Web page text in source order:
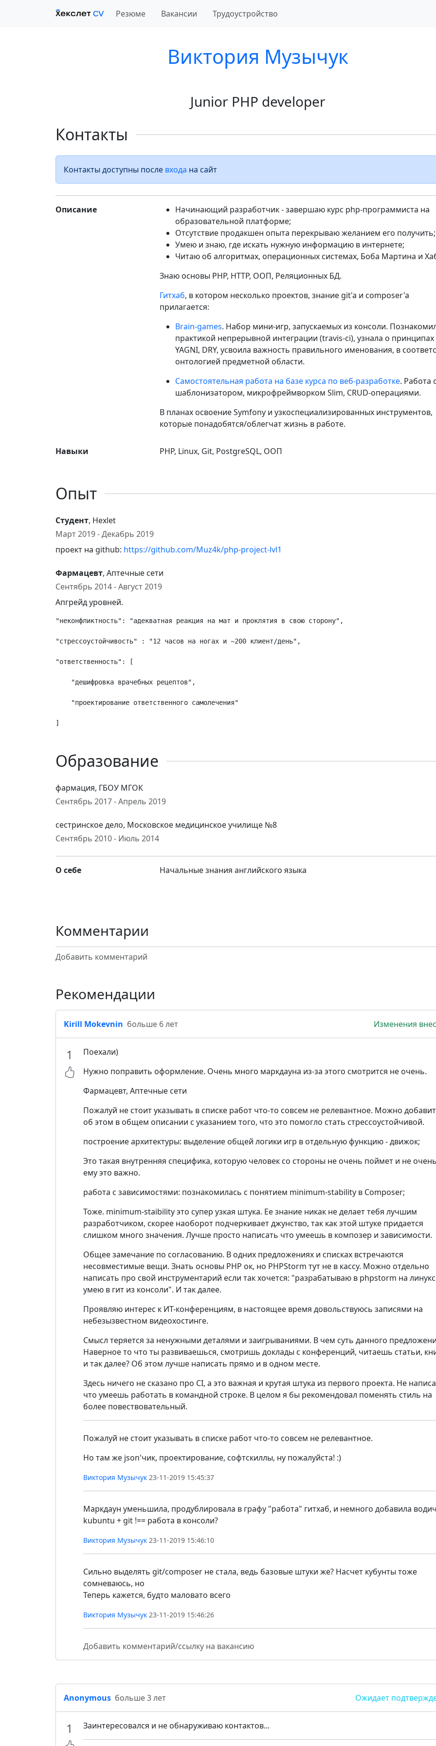
Резюме Вакансии Трудоустройство
Виктория Музычук
Junior PHP developer
Контакты
Контакты доступны после входа на сайт
Описание
Начинающий разработчик - завершаю курс php-программиста на
образовательной платформе;
Отсутствие продакшен опыта перекрываю желанием его получить;
Умею и знаю, где искать нужную информацию в интернете;
Читаю об алгоритмах, операционных системах, Боба Мартина и
Знаю основы PHP, HTTP, ООП, Реляционных БД.
Гитхаб, в котором несколько проектов, знание git'a и composer'a
прилагается:
Brain-games. Набор мини-игр, запускаемых из консоли.
практикой непрерывной интеграции (travis-ci), узнала о принципах
YAGNI, DRY, усвоила важность правильного именования, в
онтологией предметной области.
Самостоятельная работа на базе курса по веб-разработке. Работа
шаблонизатором, микрофреймворком Slim, CRUD-операциями.
В планах освоение Symfony и узкоспециализированных инструментов,
которые понадобятся/облегчат жизнь в работе.
Навыки PHP, Linux, Git, PostgreSQL, ООП
Опыт
Студент, Hexlet
Март 2019 - Декабрь 2019
проект на github: https://github.com/Muz4k/php-project-lvl1
Фармацевт, Аптечные сети
Сентябрь 2014 - Август 2019
Апгрейд уровней.
"неконфликтность": "адекватная реакция на мат и проклятия в свою сторону",
"стрессоустойчивость" : "12 часов на ногах и ~200 клиент/день",
"ответственность": [
    "дешифровка врачебных рецептов",
    "проектирование ответственного самолечения"
Образование
фармация, ГБОУ МГОК
Сентябрь 2017 - Апрель 2019
сестринское дело, Московское медицинское училище №8
Сентябрь 2010 - Июль 2014
О себе Начальные знания английского языка
Комментарии
Добавить комментарий
Рекомендации
Kirill Mokevnin больше 6 лет Изменения
1
Поехали)
Нужно поправить оформление. Очень много маркдауна из-за этого смотрится не очень.
Фармацевт, Аптечные сети
Пожалуй не стоит указывать в списке работ что-то совсем не релевантное. Можно
об этом в общем описании с указанием того, что это помогло стать стрессоустойчивой.
построение архитектуры: выделение общей логики игр в отдельную функцию - движок;
Это такая внутренняя специфика, которую человек со стороны не очень поймет и не
ему это важно.
работа с зависимостями: познакомилась с понятием minimum-stability в Composer;
Тоже. minimum-staibility это супер узкая штука. Ее знание никак не делает тебя лучшим
разработчиком, скорее наоборот подчеркивает джунство, так как этой штуке придается
слишком много значения. Лучше просто написать что умеешь в композер и зависимости.
Общее замечание по согласованию. В одних предложениях и списках встречаются
несовместимые вещи. Знать основы PHP ок, но PHPStorm тут не в кассу. Можно отдельно
написать про свой инструментарий если так хочется: "разрабатываю в phpstorm на
умею в гит из консоли". И так далее.
Проявляю интерес к ИТ-конференциям, в настоящее время довольствуюсь записями на
небезызвестном видеохостинге.
Смысл теряется за ненужными деталями и заигрываниями. В чем суть данного
Наверное то что ты развиваешься, смотришь доклады с конференций, читаешь статьи,
и так далее? Об этом лучше написать прямо и в одном месте.
Здесь ничего не сказано про CI, а это важная и крутая штука из первого проекта. Не
что умеешь работать в командной строке. В целом я бы рекомендовал поменять стиль на
более повествовательный.
Пожалуй не стоит указывать в списке работ что-то совсем не релевантное.
Но там же json'чик, проектирование, софтскиллы, ну пожалуйста! :)
Виктория Музычук 23-11-2019 15:45:37
Маркдаун уменьшила, продублировала в графу "работа" гитхаб, и немного добавила
kubuntu + git !== работа в консоли?
Виктория Музычук 23-11-2019 15:46:10
Сильно выделять git/composer не стала, ведь базовые штуки же? Насчет кубунты тоже
сомневаюсь, но
Теперь кажется, будто маловато всего
Виктория Музычук 23-11-2019 15:46:26
Добавить комментарий/ссылку на вакансию
Anonymous больше 3 лет Ожидает
1 Заинтересовался и не обнаруживаю контактов...